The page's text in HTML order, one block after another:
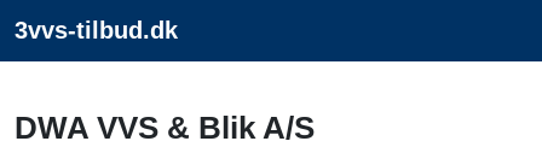
3vvs-tilbud.dk
DWA VVS & Blik A/S